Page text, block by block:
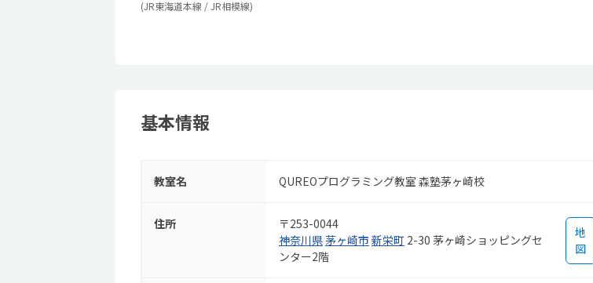
(JR東海道本線 / JR相模線)
基本情報
教室名 QUREOプログラミング教室 森塾茅ヶ崎校
住所
〒253-0044
神奈川県茅ヶ崎市 新栄町 2-30 茅ヶ崎ショッピングセ
ンター2階
地
図